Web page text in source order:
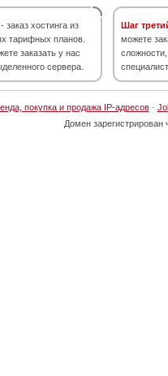
- заказ хостинга из
тарифных планов.
заказать у нас
сервера.
Шаг
можете
покупка и продажа IP-адресов·
Домен зарегистрирован